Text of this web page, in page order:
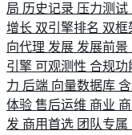
局 历史记录 压力测试
增长 双引擎排名 双框
向代理 发展 发展前景
引擎 可观测性 合规功
力 后端 向量数据库
体验 售后运维 商业
发 商用首选 团队专属